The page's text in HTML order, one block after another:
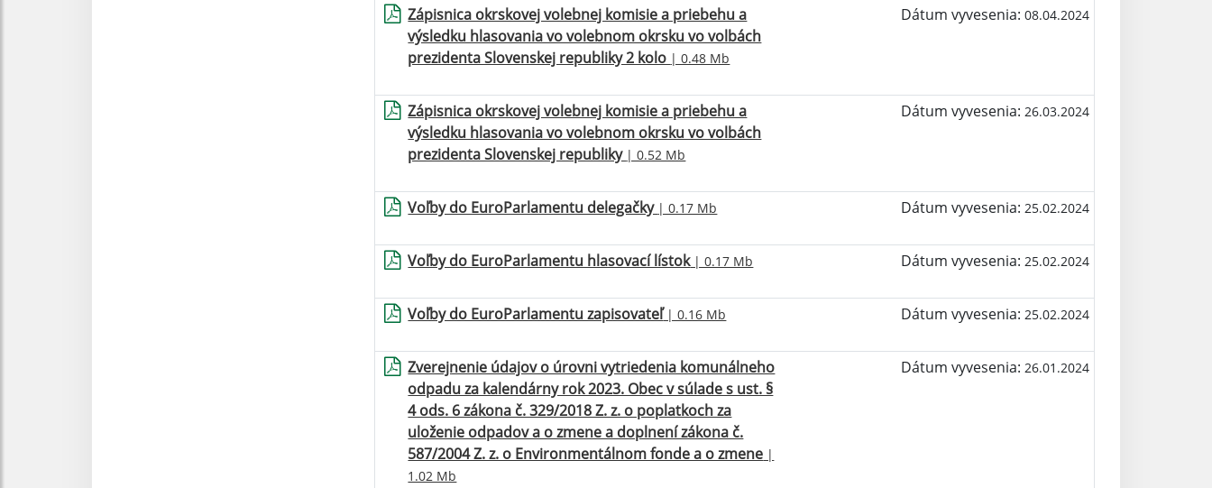
Zápisnica okrskovej volebnej komisie a priebehu a
výsledku hlasovania vo volebnom okrsku vo volbách
prezidenta Slovenskej republiky 2 kolo | 0.48 Mb
Dátum vyvesenia: 08.04.2024
Zápisnica okrskovej volebnej komisie a priebehu a
výsledku hlasovania vo volebnom okrsku vo volbách
prezidenta Slovenskej republiky | 0.52 Mb
Dátum vyvesenia: 26.03.2024
Voľby do EuroParlamentu delegačky | 0.17 Mb Dátum vyvesenia: 25.02.2024
Voľby do EuroParlamentu hlasovací lístok| 0.17 Mb Dátum vyvesenia: 25.02.2024
Voľby do EuroParlamentu zapisovateľ| 0.16 Mb Dátum vyvesenia: 25.02.2024
Zverejnenie údajov o úrovni vytriedenia komunálneho
odpadu za kalendárny rok 2023. Obec v súlade s ust. §
4 ods. 6 zákona č. 329/2018 Z. z. o poplatkoch za
uloženie odpadov a o zmene a doplnení zákona č.
587/2004 Z. z. o Environmentálnom fonde a o zmene |
1.02 Mb
Dátum vyvesenia: 26.01.2024